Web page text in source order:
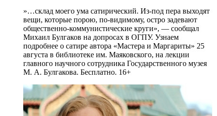
»…склад моего ума сатирический. Из-под пера выходят
вещи, которые порою, по-видимому, остро задевают
общественно-коммунистические круги», — сообщал
Михаил Булгаков на допросах в ОГПУ. Узнаем
подробнее о сатире автора «Мастера и Маргариты» 25
августа в библиотеке им. Маяковского, на лекции
главного научного сотрудника Государственного музея
М. А. Булгакова. Бесплатно. 16+